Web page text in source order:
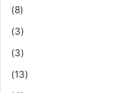
(8)
(3)
(3)
(13)